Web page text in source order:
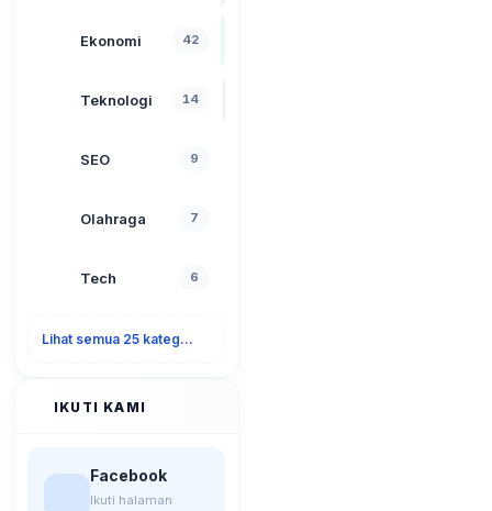
Ekonomi 42
Teknologi 14
SEO 9
Olahraga 7
Tech 6
Lihat semua 25 kategori
IKUTI KAMI
Facebook
Ikuti halaman